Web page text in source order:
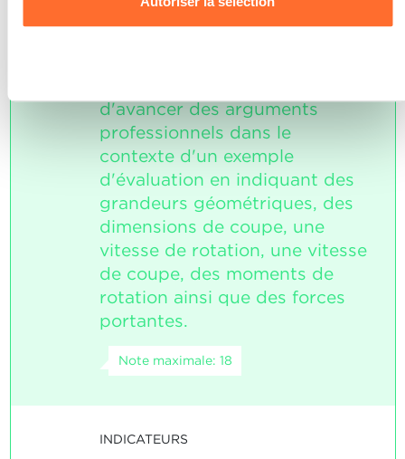
données personnelles, vous pouvez consulter notre
Charte d’usage des cookieset notrePolitique de
d'avancer des arguments
professionnels dans le
contexte d'un exemple
d'évaluation en indiquant des
grandeurs géométriques, des
dimensions de coupe, une
vitesse de rotation, une vitesse
de coupe, des moments de
rotation ainsi que des forces
portantes.
Note maximale: 18
INDICATEURS